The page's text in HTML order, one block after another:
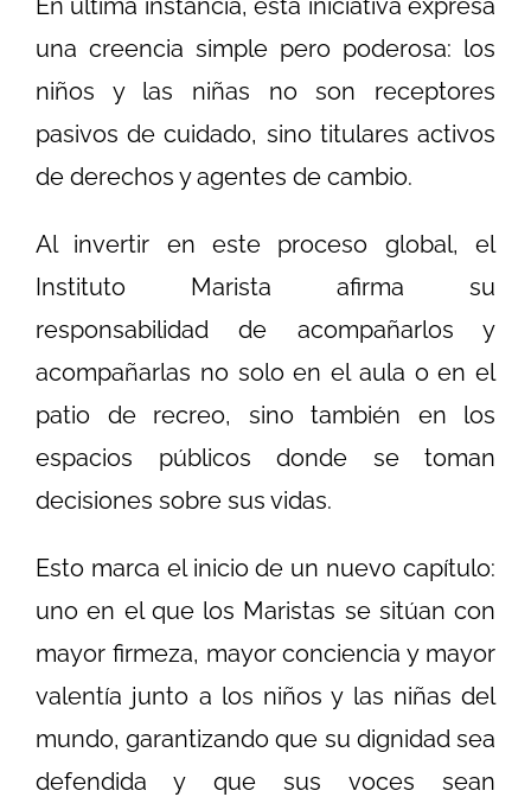
una creencia simple pero poderosa: los
niños y las niñas no son receptores
pasivos de cuidado, sino titulares activos
de derechos y agentes de cambio.
Al invertir en este proceso global, el
Instituto Marista afirma su
responsabilidad de acompañarlos y
acompañarlas no solo en el aula o en el
patio de recreo, sino también en los
espacios públicos donde se toman
decisiones sobre sus vidas.
Esto marca el inicio de un nuevo capítulo:
uno en el que los Maristas se sitúan con
mayor firmeza, mayor conciencia y mayor
valentía junto a los niños y las niñas del
mundo, garantizando que su dignidad sea
defendida y que sus voces sean